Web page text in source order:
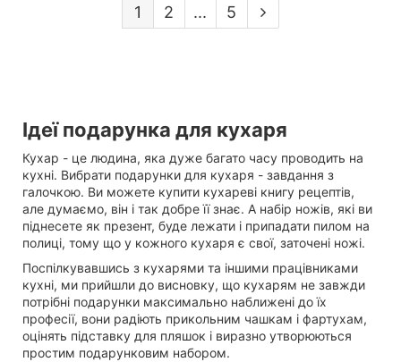
Ідеї подарунка для кухаря
Кухар - це людина, яка дуже багато часу проводить на
кухні. Вибрати подарунки для кухаря - завдання з
галочкою. Ви можете купити кухареві книгу рецептів,
але думаємо, він і так добре її знає. А набір ножів, які ви
піднесете як презент, буде лежати і припадати пилом на
полиці, тому що у кожного кухаря є свої, заточені ножі.
Поспілкувавшись з кухарями та іншими працівниками
кухні, ми прийшли до висновку, що кухарям не завжди
потрібні подарунки максимально наближені до їх
професії, вони радіють прикольним чашкам і фартухам,
оцінять підставку для пляшок і виразно утворюються
простим подарунковим набором.
1 2 ... 5